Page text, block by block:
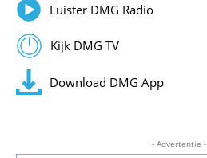
Luister DMG Radio
Kijk DMG TV
Download DMG App
- Advertentie -